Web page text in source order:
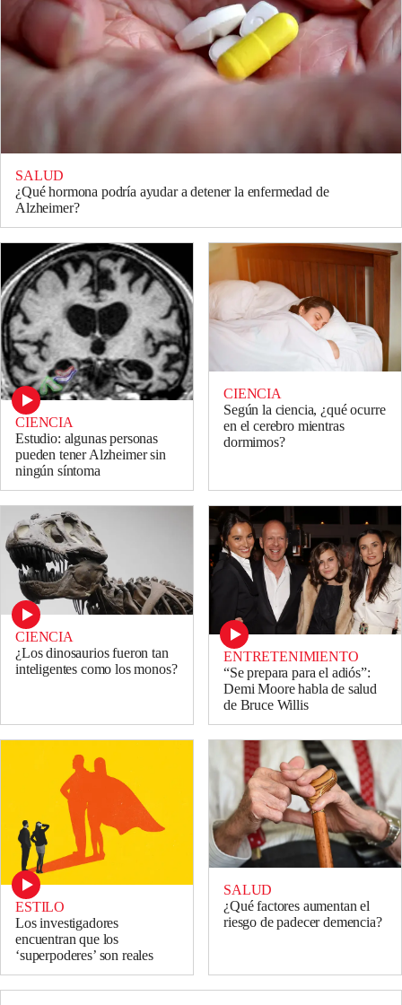
SALUD
¿Qué hormona podría ayudar a detener la enfermedad de
Alzheimer?
CIENCIA
Estudio: algunas personas
pueden tener Alzheimer sin
ningún síntoma
CIENCIA
Según la ciencia, ¿qué ocurre
en el cerebro mientras
dormimos?
CIENCIA
¿Los dinosaurios fueron tan
inteligentes como los monos?
ENTRETENIMIENTO
“Se prepara para el adiós”:
Demi Moore habla de salud
de Bruce Willis
ESTILO
Los investigadores
encuentran que los
‘superpoderes’ son reales
SALUD
¿Qué factores aumentan el
riesgo de padecer demencia?